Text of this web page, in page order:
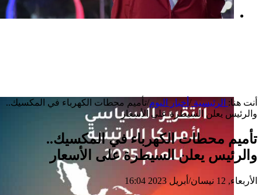
أنت هنا: الرئيسية/ أخبار اليوم/تأميم محطات الكهرباء في المكسيك..
والرئيس يعلن السيطرة على الأسعار
تأميم محطات الكهرباء في المكسيك..
والرئيس يعلن السيطرة على الأسعار
الأربعاء, 12 نيسان/أبريل 2023 16:04